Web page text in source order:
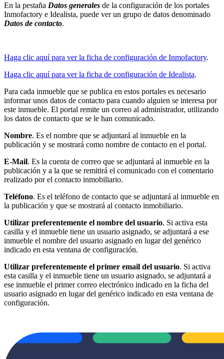
En la pestaña Datos generales de la configuración de los portales
Inmofactory e Idealista, puede ver un grupo de datos denominado
Datos de contacto.
Haga clic aquí para ver la ficha de configuración de Inmofactory.
Haga clic aquí para ver la ficha de configuración de Idealista.
Para cada inmueble que se publica en estos portales es necesario
informar unos datos de contacto para cuando alguien se interesa por
este inmueble. El portal remite un correo al administrador, utilizando
los datos de contacto que se le han comunicado.
Nombre. Es el nombre que se adjuntará al inmueble en la
publicación y se mostrará como nombre de contacto en el portal.
E-Mail. Es la cuenta de correo que se adjuntará al inmueble en la
publicación y a la que se remitirá el comunicado con el comentario
realizado por el contacto inmobiliario.
Teléfono. Es el teléfono de contacto que se adjuntará al inmueble en
la publicación y que se mostrará al contacto inmobiliario.
Utilizar preferentemente el nombre del usuario. Si activa esta
casilla y el inmueble tiene un usuario asignado, se adjuntará a ese
inmueble el nombre del usuario asignado en lugar del genérico
indicado en esta ventana de configuración.
Utilizar preferentemente el primer email del usuario. Si activa
esta casilla y el inmueble tiene un usuario asignado, se adjuntará a
ese inmueble el primer correo electrónico indicado en la ficha del
usuario asignado en lugar del genérico indicado en esta ventana de
configuración.